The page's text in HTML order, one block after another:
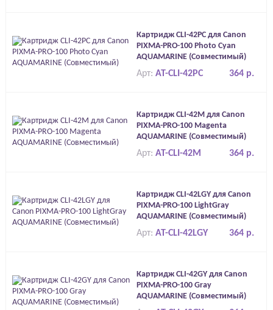
Картридж CLI-42PC для Canon
PIXMA-PRO-100 Photo Cyan
AQUAMARINE (Совместимый)
364 р.
Арт: AT-CLI-42PC
Картридж CLI-42M для Canon
PIXMA-PRO-100 Magenta
AQUAMARINE (Совместимый)
364 р.
Арт:AT-CLI-42M
Картридж CLI-42LGY для Canon
PIXMA-PRO-100 LightGray
AQUAMARINE (Совместимый)
364 р.
Арт:AT-CLI-42LGY
Картридж CLI-42GY для Canon
PIXMA-PRO-100 Gray
AQUAMARINE (Совместимый)